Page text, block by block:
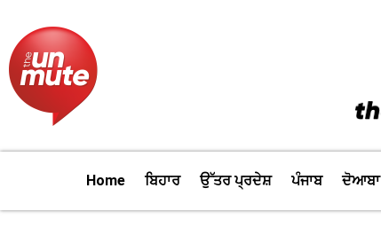
content
Home ਬਿਹਾਰ ਉੱਤਰ ਪ੍ਰਦੇਸ਼ ਪੰਜਾਬ ਦੋਆਬਾ